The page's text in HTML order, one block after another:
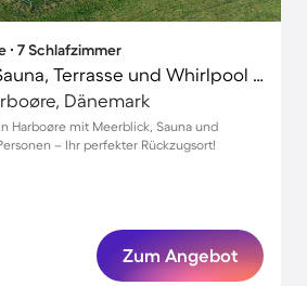
∙ 7 Schlafzimmer
Ferienhaus mit Sauna, Terrasse und Whirlpool | Meerblick
Dänemark
Harboøre mit Meerblick, Sauna und
– Ihr perfekter Rückzugsort!
Zum Angebot